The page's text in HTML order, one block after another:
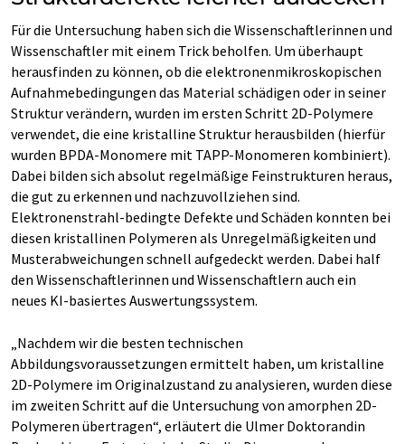
Für die Untersuchung haben sich die Wissenschaftlerinnen und
Wissenschaftler mit einem Trick beholfen. Um überhaupt
herausfinden zu können, ob die elektronenmikroskopischen
Aufnahmebedingungen das Material schädigen oder in seiner
Struktur verändern, wurden im ersten Schritt 2D-Polymere
verwendet, die eine kristalline Struktur herausbilden (hierfür
wurden BPDA-Monomere mit TAPP-Monomeren kombiniert).
Dabei bilden sich absolut regelmäßige Feinstrukturen heraus,
die gut zu erkennen und nachzuvollziehen sind.
Elektronenstrahl-bedingte Defekte und Schäden konnten bei
diesen kristallinen Polymeren als Unregelmäßigkeiten und
Musterabweichungen schnell aufgedeckt werden. Dabei half
den Wissenschaftlerinnen und Wissenschaftlern auch ein
neues KI-basiertes Auswertungssystem.
„Nachdem wir die besten technischen
Abbildungsvoraussetzungen ermittelt haben, um kristalline
2D-Polymere im Originalzustand zu analysieren, wurden diese
im zweiten Schritt auf die Untersuchung von amorphen 2D-
Polymeren übertragen“, erläutert die Ulmer Doktorandin